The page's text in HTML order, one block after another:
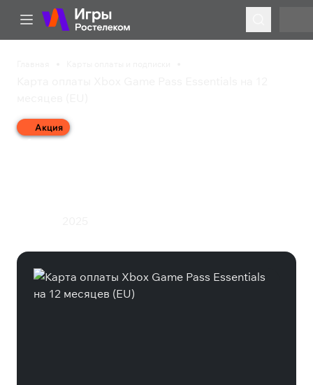
Акция
Карта оплаты Xbox